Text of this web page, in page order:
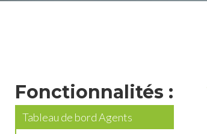
Fonctionnalités :
Tableau de bord Agents